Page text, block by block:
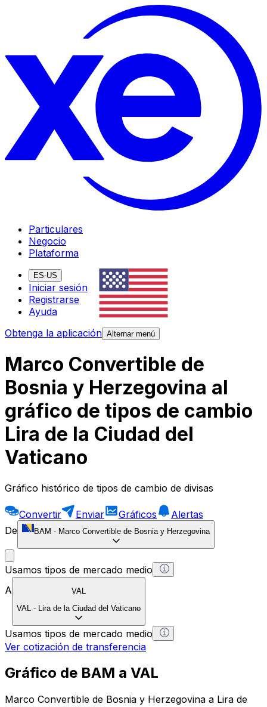
Particulares
Negocio
Plataforma
ES-US
Iniciar sesión
Registrarse
Ayuda
Obtenga la aplicación Alternar menú
Marco Convertible de
Bosnia y Herzegovina al
gráfico de tipos de cambio
Lira de la Ciudad del
Vaticano
Gráfico histórico de tipos de cambio de divisas
Convertir Enviar Gráficos
Alertas
De
BAM - Marco Convertible de Bosnia y Herzegovina
Usamos tipos de mercado medio
A
VAL
VAL - Lira de la Ciudad del Vaticano
Usamos tipos de mercado medio
Ver cotización de transferencia
Gráfico de BAM a VAL
Marco Convertible de Bosnia y Herzegovina a Lira de